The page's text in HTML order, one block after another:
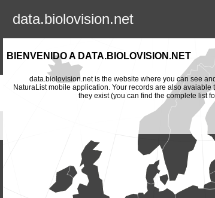
data.biolovision.net
BIENVENIDO A DATA.BIOLOVISION.NET
data.biolovision.net is the website where you can see
NaturaList mobile application. Your records are also
they exist (you can find the complete list